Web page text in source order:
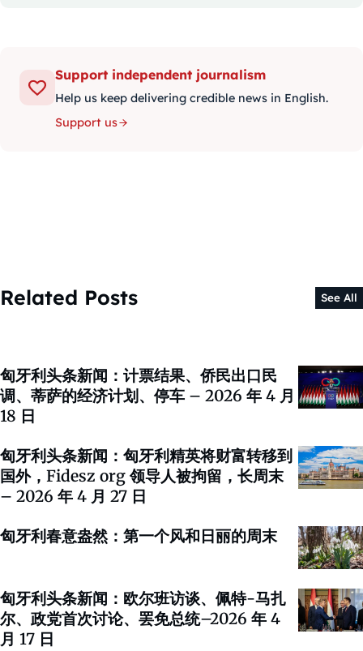
Support independent journalism
Help us keep delivering credible news in English.
Support us
Related Posts See All
匈牙利头条新闻：计票结果、侨民出口民
调、蒂萨的经济计划、停车 – 2026 年 4 月
18 日
匈牙利头条新闻：匈牙利精英将财富转移到
国外，Fidesz org 领导人被拘留，长周末
– 2026 年 4 月 27 日
匈牙利春意盎然：第一个风和日丽的周末
匈牙利头条新闻：欧尔班访谈、佩特-马扎
尔、政党首次讨论、罢免总统–2026 年 4
月 17 日